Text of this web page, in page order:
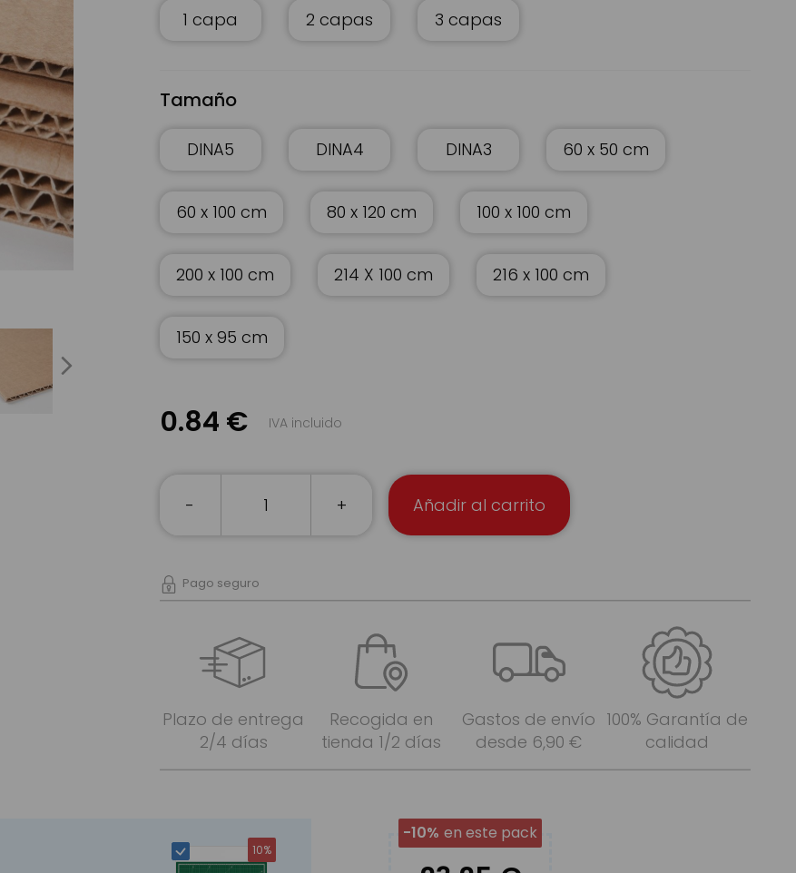
1 capa 2 capas 3 capas
Tamaño
DINA5 DINA4 DINA3 60 x 50 cm
60 x 100 cm 80 x 120 cm 100 x 100 cm
200 x 100 cm 214 X 100 cm 216 x 100 cm
150 x 95 cm
0.84 € IVA incluido
- + Añadir al carrito
Pago seguro
Plazo de entrega
2/4 días
Recogida en
tienda 1/2 días
Gastos de envío
desde 6,90 €
100% Garantía de
calidad
10%
-10% en este pack